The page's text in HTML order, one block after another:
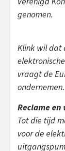
genomen.
Klink wil dat
vraagt de
ondernemen.
Reclame
Tot die tijd
voor de